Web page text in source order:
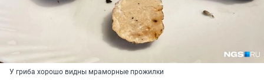
У гриба хорошо видны мраморные прожилки